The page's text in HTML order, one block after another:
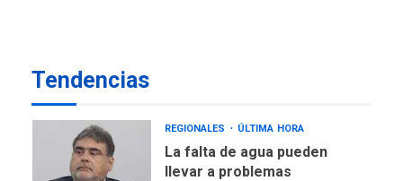
Tendencias
1
REGIONALES ÚLTIMA HORA
La falta de agua pueden
llevar a problemas